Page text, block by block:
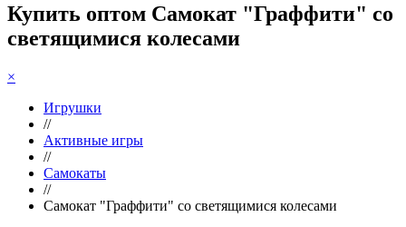
Купить оптом Самокат "Граффити" со
светящимися колесами
×
Игрушки
//
Активные игры
//
Самокаты
//
Самокат "Граффити" со светящимися колесами